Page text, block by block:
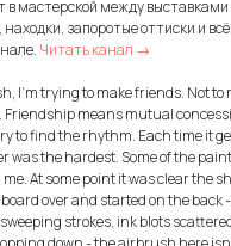
в мастерской между
запоротые оттиски и
Читать канал →
I'm trying to make friends. Not to
Friendship means mutual
to find the rhythm. Each time it
was the hardest. Some of the
At some point it was clear the
over and started on the back
strokes, ink blots